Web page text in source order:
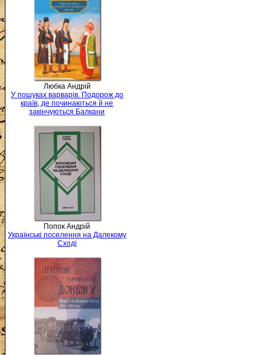
Любка Андрій
У пошуках варварів. Подорож до
країв, де починаються й не
закінчуються Балкани
Попок Андрій
Українські поселення на Далекому
Сході